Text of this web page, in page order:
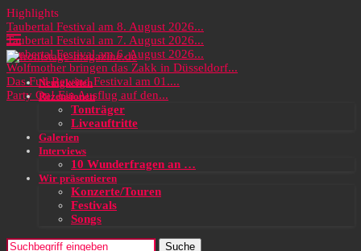
Highlights
Taubertal Festival am 8. August 2026...
Taubertal Festival am 7. August 2026...
Taubertal Festival am 6. August 2026...
Wolfmother bringen das Zakk in Düsseldorf...
Das Full Rewind Festival am 01....
Party On! Ein Ausflug auf den...
Neuigkeiten
Rezensionen
Tonträger
Liveauftritte
Galerien
Interviews
10 Wunderfragen an …
Wir präsentieren
Konzerte/Touren
Festivals
Songs
Suche